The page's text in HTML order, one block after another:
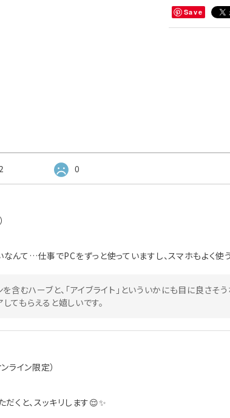
Save
0
て…仕事でPCをずっと使っていますし、スマホもよく使う
含むハーブと、「アイブライト」といういかにも目に良さ
てもらえると嬉しいです。
イン限定）
だくと、スッキリします😌✨